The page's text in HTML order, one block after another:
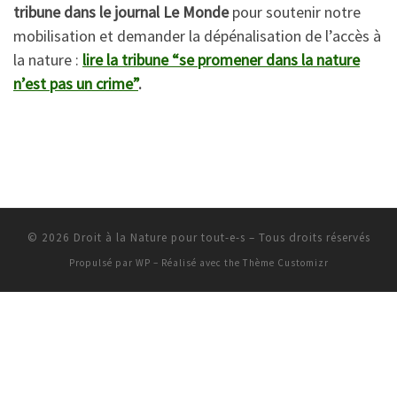
tribune dans le journal Le Mondepour soutenir notre
mobilisation et demander la dépénalisation de l’accès à
la nature : lire la tribune “se promener dans la nature
n’est pas un crime”.
© 2026 Droit à la Nature pour tout-e-s – Tous droits réservés
Propulsé par WP – Réalisé avec the Thème Customizr